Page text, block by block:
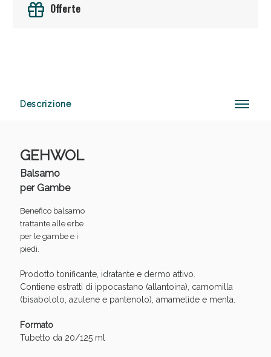
Offerte
Descrizione
GEHWOL
Balsamo
per Gambe
Benefico balsamo
trattante alle erbe
per le gambe e i
piedi.
Prodotto tonificante, idratante e dermo attivo.
Contiene estratti di ippocastano (allantoina), camomilla
(bisabololo, azulene e pantenolo), amamelide e menta.
Formato
Tubetto da 20/125 ml
Sconto fino al 55% disponibile oggi!